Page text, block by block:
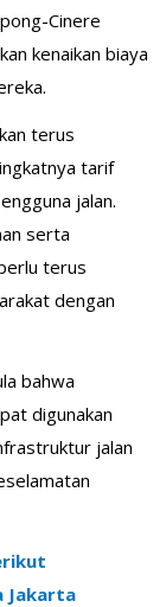
Cinere
kenaikan biaya
terus
tarif
jalan.
serta
terus
dengan
bahwa
digunakan
jalan
Jakarta